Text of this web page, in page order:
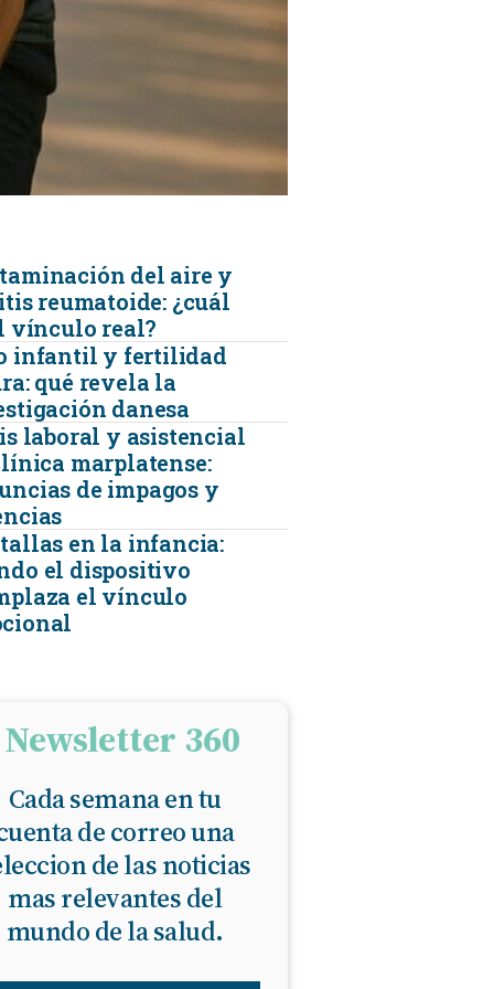
KINESIOLOGÍA
del aire y
reumatoide: ¿cuál
vínculo real?
infantil y fertilidad
qué revela la
danesa
laboral y asistencial
marplatense:
de impagos y
en la infancia:
el dispositivo
el vínculo
Newsletter 360
Cada semana en tu
de correo una
de las noticias
mas relevantes del
mundo de la salud.